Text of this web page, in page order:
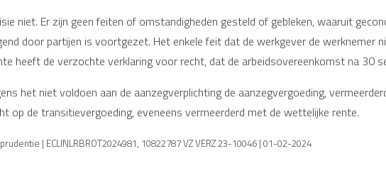
niet. Er zijn geen feiten of omstandigheden gesteld of gebleken, waaruit
door partijen is voortgezet. Het enkele feit dat de werkgever de werknemer
heeft de verzochte verklaring voor recht, dat de arbeidsovereenkomst na 30
het niet voldoen aan de aanzegverplichting de aanzegvergoeding,
op de transitievergoeding, eveneens vermeerderd met de wettelijke rente.
| ECLINLRBROT2024981, 10822787 VZ VERZ 23-10046 | 01-02-2024